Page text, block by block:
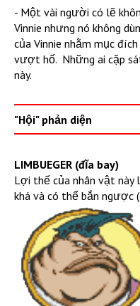
- Một vài người có lẽ
Vinnie nhưng nó không
của Vinnie nhằm mục
vượt hố. Những ai cặp
này.
"Hội" phản diện
LIMBUEGER (đĩa bay)
Lợi thế của nhân vật này
khá và có thể bắn ngược